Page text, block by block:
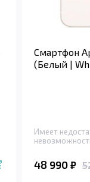
Смартфон
(Белый |
Имеет
48 990 ₽